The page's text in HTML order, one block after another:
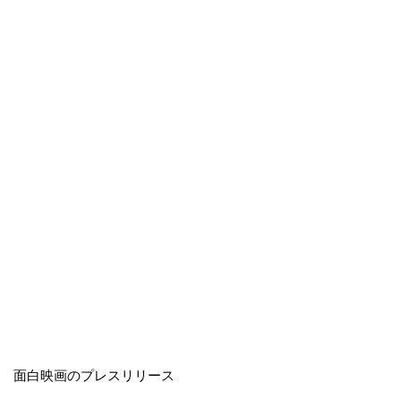
面白映画のプレスリリース